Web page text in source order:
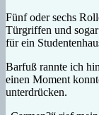
Fünf oder sechs
Türgriffen und
für ein
Barfuß rannte ich
einen Moment
unterdrücken.